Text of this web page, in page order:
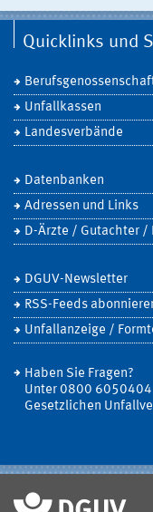
Quicklinks und
Unfallkassen
Landesverbände
Datenbanken
Adressen und Links
D-Ärzte / Gutachter /
DGUV-Newsletter
RSS-Feeds
Unfallanzeige /
Haben Sie Fragen?
Unter 0800
Gesetzlichen